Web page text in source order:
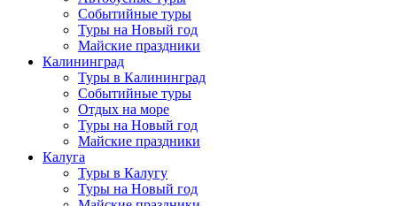
Событийные туры
Туры на Новый год
Майские праздники
Калининград
Туры в Калининград
Событийные туры
Отдых на море
Туры на Новый год
Майские праздники
Калуга
Туры в Калугу
Туры на Новый год